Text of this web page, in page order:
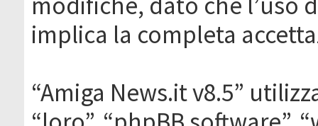
implica la completa
“Amiga News.it v8.5”